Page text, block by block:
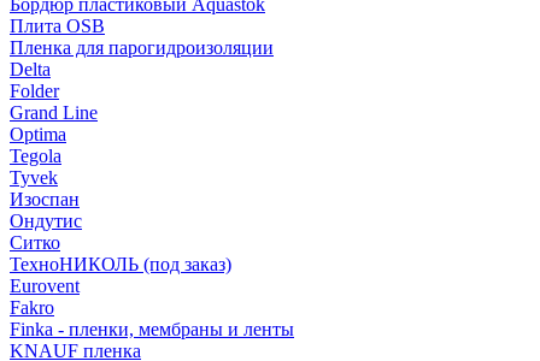
Бордюр пластиковый Aquastok
Плита OSB
Пленка для парогидроизоляции
Delta
Folder
Grand Line
Optima
Tegola
Tyvek
Изоспан
Ондутис
Ситко
ТехноНИКОЛЬ (под заказ)
Eurovent
Fakro
Finka - пленки, мембраны и ленты
KNAUF пленка